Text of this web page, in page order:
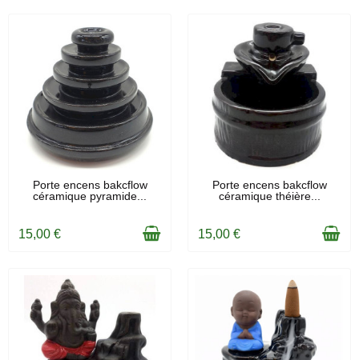
EN STOCK
Porte encens bakcflow
céramique pyramide...
15,00 €
EN STOCK
Porte encens bakcflow
céramique théière...
15,00 €